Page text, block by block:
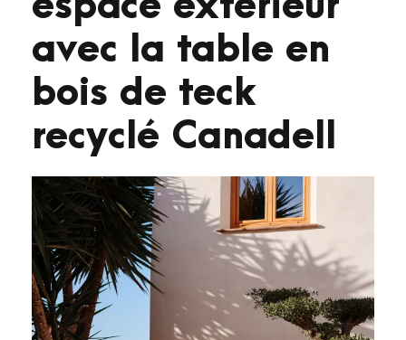
avec la table en
bois de teck
recyclé Canadell